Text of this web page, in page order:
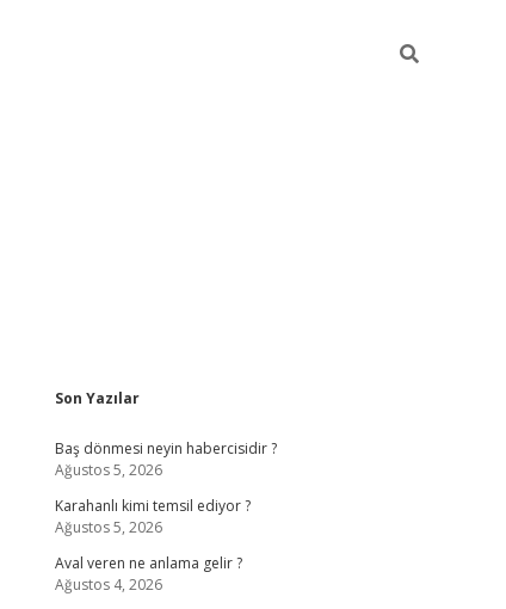
Sidebar
Son Yazılar
Baş dönmesi neyin habercisidir ?
Ağustos 5, 2026
Karahanlı kimi temsil ediyor ?
Ağustos 5, 2026
Aval veren ne anlama gelir ?
Ağustos 4, 2026
ilbet